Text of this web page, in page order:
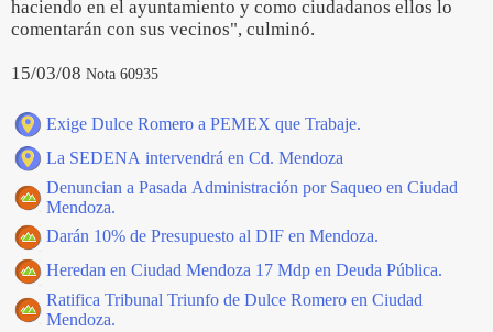
haciendo en el ayuntamiento y como ciudadanos ellos lo
comentarán con sus vecinos", culminó.
15/03/08 Nota 60935
Exige Dulce Romero a PEMEX que Trabaje.
La SEDENA intervendrá en Cd. Mendoza
Denuncian a Pasada Administración por Saqueo en Ciudad
Mendoza.
Darán 10% de Presupuesto al DIF en Mendoza.
Heredan en Ciudad Mendoza 17 Mdp en Deuda Pública.
Ratifica Tribunal Triunfo de Dulce Romero en Ciudad
Mendoza.